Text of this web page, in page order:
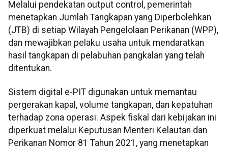
Melalui pendekatan output control, pemerintah
menetapkan Jumlah Tangkapan yang Diperbolehkan
(JTB) di setiap Wilayah Pengelolaan Perikanan (WPP),
dan mewajibkan pelaku usaha untuk mendaratkan
hasil tangkapan di pelabuhan pangkalan yang telah
ditentukan.
Sistem digital e-PIT digunakan untuk memantau
pergerakan kapal, volume tangkapan, dan kepatuhan
terhadap zona operasi. Aspek fiskal dari kebijakan ini
diperkuat melalui Keputusan Menteri Kelautan dan
Perikanan Nomor 81 Tahun 2021, yang menetapkan